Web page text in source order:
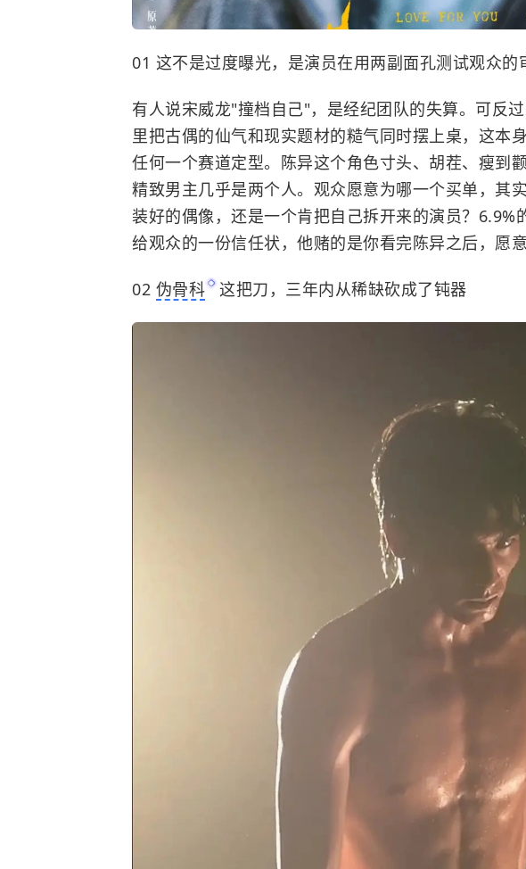
01 这不是过度曝光，是演员在用两副面孔测试观众的
有人说宋威龙"撞档自己"，是经纪团队的失算。可反
里把古偶的仙气和现实题材的糙气同时摆上桌，这本
任何一个赛道定型。陈异这个角色寸头、胡茬、瘦到
精致男主几乎是两个人。观众愿意为哪一个买单，其
装好的偶像，还是一个肯把自己拆开来的演员？6.9%
给观众的一份信任状，他赌的是你看完陈异之后，愿意
02 伪骨科 这把刀，三年内从稀缺砍成了钝器